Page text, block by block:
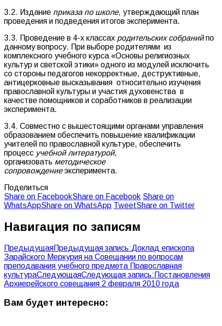
3.2. Издание приказа по школе, утверждающий план
проведения и подведения итогов эксперимента.
3.3. Проведение в 4-х классах родительских собранийпо
данному вопросу. При выборе родителями из
комплексного учебного курса «Основы религиозных
культур и светской этики» одного из модулей исключить
со стороны педагогов некорректные, деструктивные,
антицерковные высказывания относительно изучения
православной культуры и участия духовенства в
качестве помощников и соработников в реализации
эксперимента.
3.4. Совместно с вышестоящими органами управления
образованием обеспечить повышение квалификации
учителей по православной культуре, обеспечить
процесс учебной литературой,
организовать методическое
сопровождениеэксперимента.
Поделиться
Share on FacebookShare on Facebook Share on
WhatsAppShare on WhatsApp TweetShare on Twitter
Навигация по записям
ПредыдущаяПредыдущая запись:Доклад епископа
Зарайского Меркурия на Совещании по вопросам
преподавания учебного предмета Православная
культураСледующаяСледующая запись: Постановления
Архиерейского совещания 2 февраля 2010 года
Вам будет интересно: